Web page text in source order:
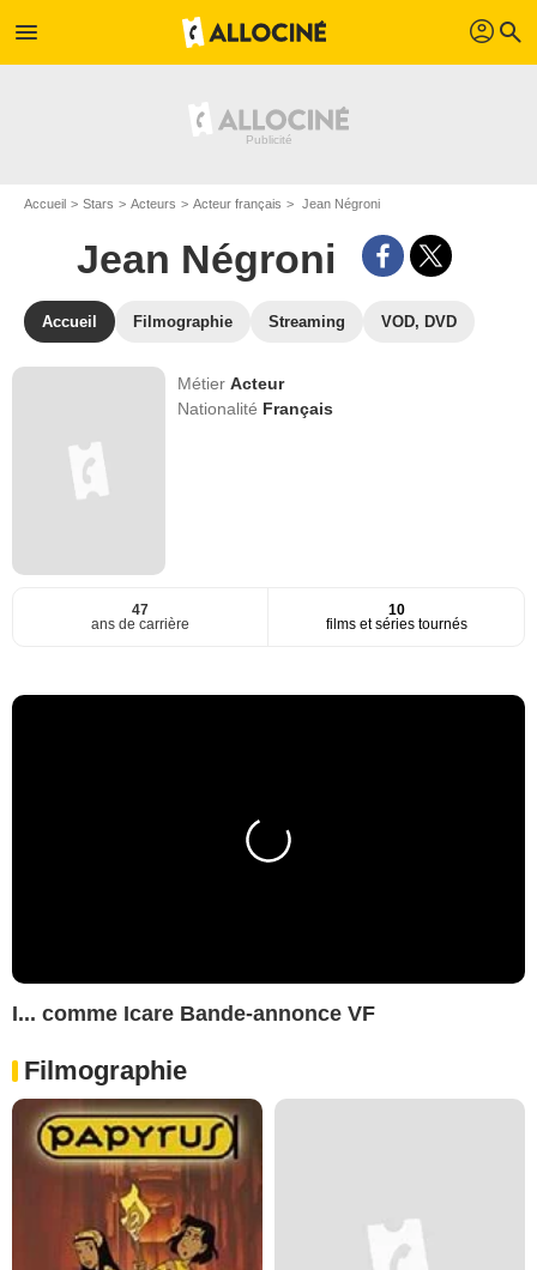
menu profil search
Accueil Stars Acteurs Acteur français Jean Négroni
Jean Négroni
Accueil Filmographie Streaming VOD, DVD
MétierActeur
Nationalité Français
47
ans de carrière
10
films et séries tournés
I... comme Icare Bande-annonce VF
Filmographie